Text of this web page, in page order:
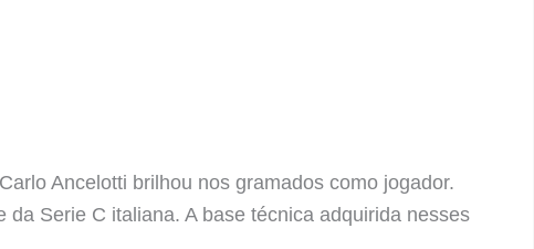
Ancelotti brilhou nos gramados como jogador.
Serie C italiana. A base técnica adquirida nesses